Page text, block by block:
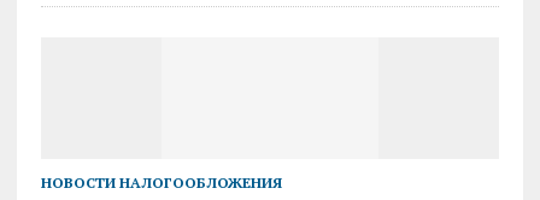
НОВОСТИ НАЛОГООБЛОЖЕНИЯ